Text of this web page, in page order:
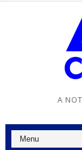
A